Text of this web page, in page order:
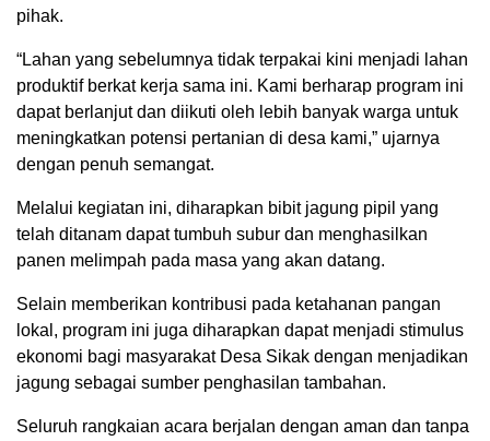
pihak.
“Lahan yang sebelumnya tidak terpakai kini menjadi lahan
produktif berkat kerja sama ini. Kami berharap program ini
dapat berlanjut dan diikuti oleh lebih banyak warga untuk
meningkatkan potensi pertanian di desa kami,” ujarnya
dengan penuh semangat.
Melalui kegiatan ini, diharapkan bibit jagung pipil yang
telah ditanam dapat tumbuh subur dan menghasilkan
panen melimpah pada masa yang akan datang.
Selain memberikan kontribusi pada ketahanan pangan
lokal, program ini juga diharapkan dapat menjadi stimulus
ekonomi bagi masyarakat Desa Sikak dengan menjadikan
jagung sebagai sumber penghasilan tambahan.
Seluruh rangkaian acara berjalan dengan aman dan tanpa